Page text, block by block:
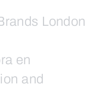
London
en
and